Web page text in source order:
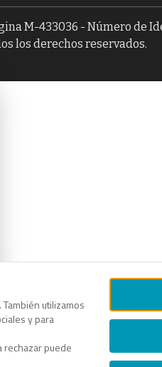
utilizamos
y para
rechazar puede
M-433036 - Número de
los derechos reservados.